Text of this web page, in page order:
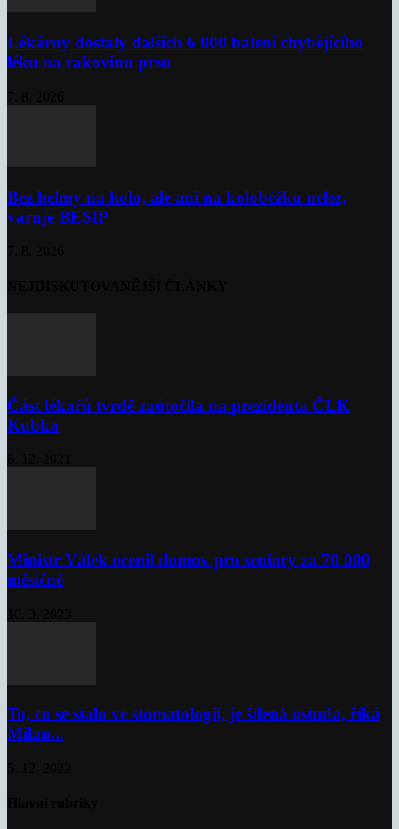
Lékárny dostaly dalších 6 000 balení chybějícího
léku na rakovinu prsu
Bez helmy na kolo, ale ani na koloběžku nelez,
varuje BESIP
Část lékařů tvrdě zaútočila na prezidenta ČLK
Kubka
Ministr Válek ocenil domov pro seniory za 70 000
měsíčně
To, co se stalo ve stomatologii, je šílená ostuda, říká
Milan...